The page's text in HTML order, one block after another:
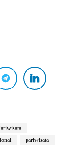
pariwisata